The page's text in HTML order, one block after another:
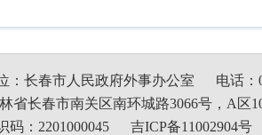
：长春市人民政府外事办公室
电话：
省长春市南关区南环城路3066号，A区
码：2201000045
吉ICP备11002904号